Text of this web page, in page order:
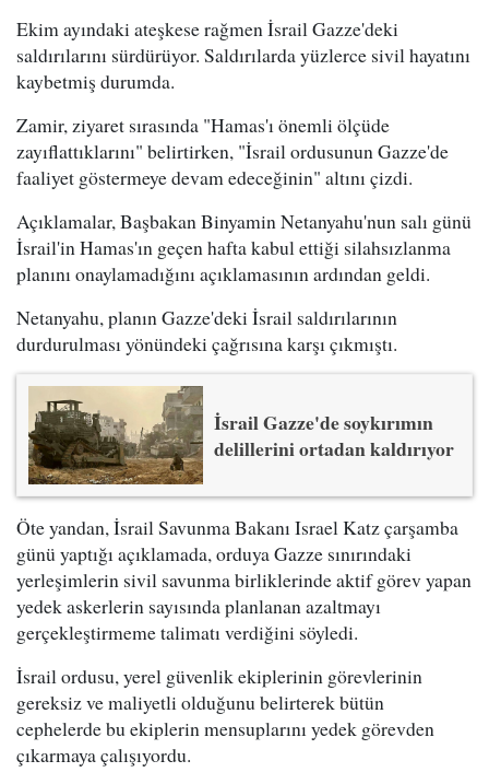
Ekim ayındaki ateşkese rağmen İsrail Gazze'deki
saldırılarını sürdürüyor. Saldırılarda yüzlerce sivil hayatını
kaybetmiş durumda.
Zamir, ziyaret sırasında "Hamas'ı önemli ölçüde
zayıflattıklarını" belirtirken, "İsrail ordusunun Gazze'de
faaliyet göstermeye devam edeceğinin" altını çizdi.
Açıklamalar, Başbakan Binyamin Netanyahu'nun salı günü
İsrail'in Hamas'ın geçen hafta kabul ettiği silahsızlanma
planını onaylamadığını açıklamasının ardından geldi.
Netanyahu, planın Gazze'deki İsrail saldırılarının
durdurulması yönündeki çağrısına karşı çıkmıştı.
İsrail Gazze'de soykırımın
delillerini ortadan kaldırıyor
Öte yandan, İsrail Savunma Bakanı Israel Katz çarşamba
günü yaptığı açıklamada, orduya Gazze sınırındaki
yerleşimlerin sivil savunma birliklerinde aktif görev yapan
yedek askerlerin sayısında planlanan azaltmayı
gerçekleştirmeme talimatı verdiğini söyledi.
İsrail ordusu, yerel güvenlik ekiplerinin görevlerinin
gereksiz ve maliyetli olduğunu belirterek bütün
cephelerde bu ekiplerin mensuplarını yedek görevden
çıkarmaya çalışıyordu.